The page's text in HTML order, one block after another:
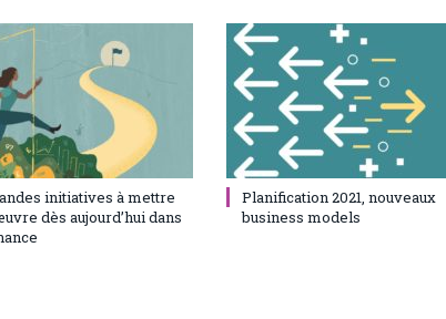
2021 0
initiatives à mettre
dès aujourd’hui dans
23 juin 2021
Planification 2021, nouveaux
business models